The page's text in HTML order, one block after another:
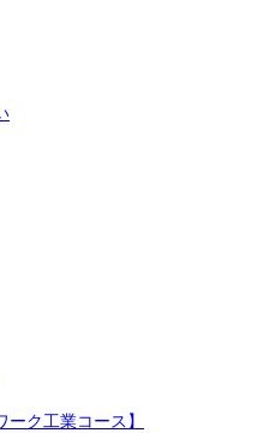
ク工業コース】